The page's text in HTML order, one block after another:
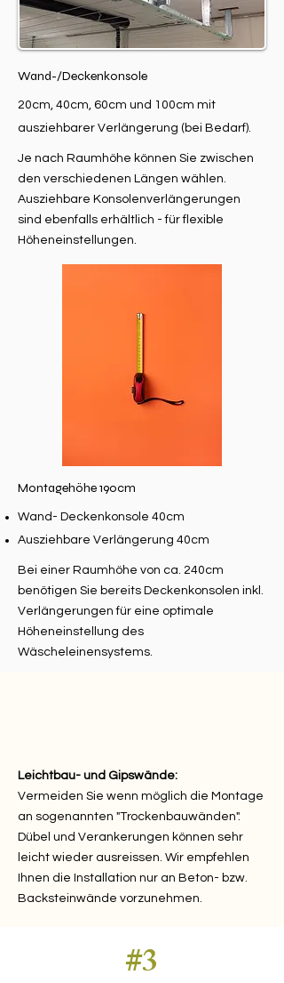
Wand-/Deckenkonsole
20cm, 40cm, 60cm und 100cm mit
ausziehbarer Verlängerung (bei Bedarf).
Je nach Raumhöhe können Sie zwischen
den verschiedenen Längen wählen.
Ausziehbare Konsolenverlängerungen
sind ebenfalls erhältlich - für flexible
Höheneinstellungen.
Montagehöhe 190cm
Wand- Deckenkonsole 40cm
Ausziehbare Verlängerung 40cm
Bei einer Raumhöhe von ca. 240cm
benötigen Sie bereits Deckenkonsolen inkl.
Verlängerungen für eine optimale
Höheneinstellung des
Wäscheleinensystems.
Leichtbau- und Gipswände:
Vermeiden Sie wenn möglich die Montage
an sogenannten "Trockenbauwänden".
Dübel und Verankerungen können sehr
leicht wieder ausreissen. Wir empfehlen
Ihnen die Installation nur an Beton- bzw.
Backsteinwände vorzunehmen.
#3